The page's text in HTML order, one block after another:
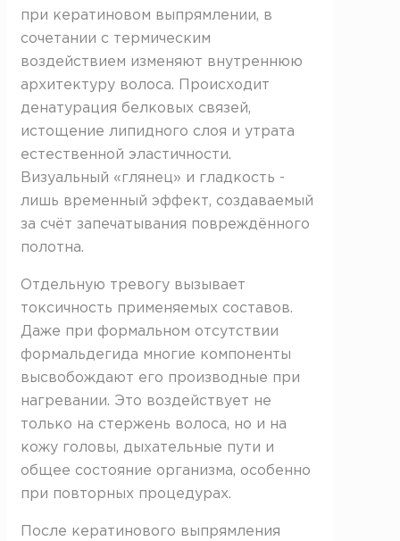
при кератиновом выпрямлении, в
сочетании с термическим
воздействием изменяют внутреннюю
архитектуру волоса. Происходит
денатурация белковых связей,
истощение липидного слоя и утрата
естественной эластичности.
Визуальный «глянец» и гладкость -
лишь временный эффект, создаваемый
за счёт запечатывания повреждённого
полотна.
Отдельную тревогу вызывает
токсичность применяемых составов.
Даже при формальном отсутствии
формальдегида многие компоненты
высвобождают его производные при
нагревании. Это воздействует не
только на стержень волоса, но и на
кожу головы, дыхательные пути и
общее состояние организма, особенно
при повторных процедурах.
После кератинового выпрямления